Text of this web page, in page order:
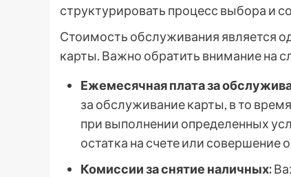
структурировать процесс выбора и
Стоимость обслуживания является
карты. Важно обратить внимание на
Ежемесячная плата за
за обслуживание карты, в то
при выполнении определенных
остатка на счете или совершение
Комиссии за снятие наличных: